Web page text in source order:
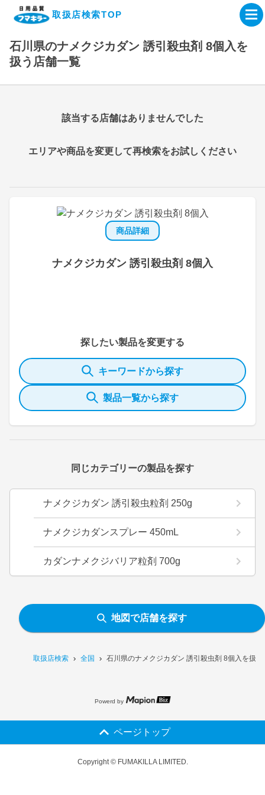
取扱店検索TOP
企業・IR情報サイト
製品情報サイト
オンラインショップ
製品検索はこちら
取扱店検索はこちら
取扱店検索 全国 石川県のナメクジカダン 誘引殺虫剤 8個入を扱
石川県のナメクジカダン 誘引殺虫剤 8個入を
扱う店舗一覧
商品詳細
ナメクジカダン 誘引殺虫剤 8個入
探したい製品を変更する
キーワードから探す
製品一覧から探す
同じカテゴリーの製品を探す
ナメクジカダン 誘引殺虫粒剤 250g
ナメクジカダンスプレー 450mL
カダンナメクジバリア粒剤 700g
該当する店舗はありませんでした
エリアや商品を変更して再検索をお試しください
地図で店舗を探す
Powerd by
ページトップ
Copyright © FUMAKILLA LIMITED.